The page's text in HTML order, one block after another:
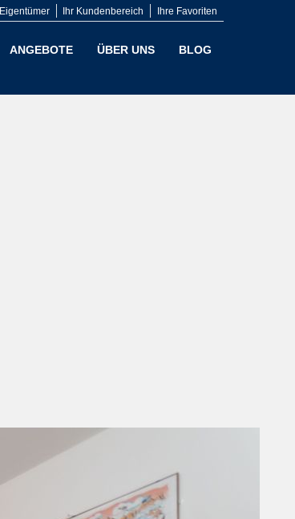
Ihre Favoriten
Ihr Kundenbereich
Eigentümer
ANGEBOTE ÜBER UNS BLOG